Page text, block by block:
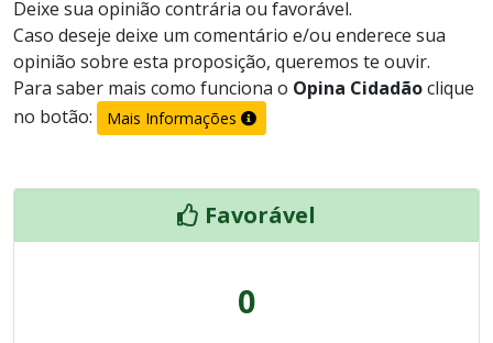
Deixe sua opinião contrária ou favorável.
Caso deseje deixe um comentário e/ou enderece sua
opinião sobre esta proposição, queremos te ouvir.
Para saber mais como funciona o Opina Cidadãoclique
no botão:
Mais Informações
Favorável
0